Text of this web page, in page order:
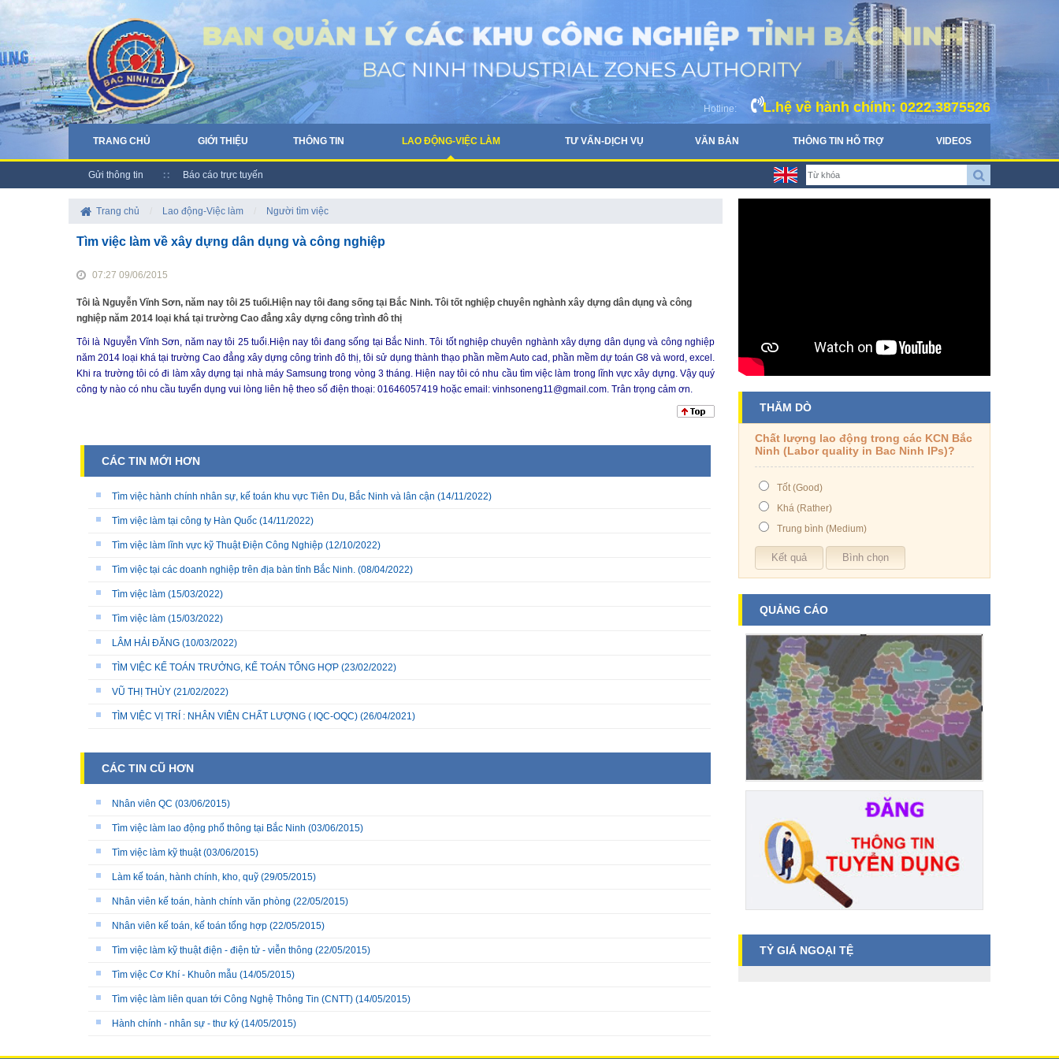
Hotline: L.hệ về hành chính: 0222.3875526
TRANG CHỦ GIỚI THIỆU THÔNG TIN LAO ĐỘNG-VIỆC LÀM TƯ VẤN-DỊCH VỤ VĂN BẢN THÔNG TIN HỖ TRỢ VIDEOS
Gửi thông tin Báo cáo trực tuyến
Trang chủ Lao động-Việc làm Người tìm việc
Tìm việc làm về xây dựng dân dụng và công nghiệp
07:27 09/06/2015
Tôi là Nguyễn Vĩnh Sơn, năm nay tôi 25 tuổi.Hiện nay tôi đang sống tại Bắc Ninh. Tôi tốt nghiệp chuyên nghành xây dựng dân dụng và công
nghiệp năm 2014 loại khá tại trường Cao đẳng xây dựng công trình đô thị
Tôi là Nguyễn Vĩnh Sơn, năm nay tôi 25 tuổi.Hiện nay tôi đang sống tại Bắc Ninh. Tôi tốt nghiệp chuyên nghành xây dựng dân dụng và công nghiệp
năm 2014 loại khá tại trường Cao đẳng xây dựng công trình đô thị, tôi sử dụng thành thạo phần mềm Auto cad, phần mềm dự toán G8 và word, excel.
Khi ra trường tôi có đi làm xây dựng tại nhà máy Samsung trong vòng 3 tháng. Hiện nay tôi có nhu cầu tìm việc làm trong lĩnh vực xây dựng. Vậy quý
công ty nào có nhu cầu tuyển dụng vui lòng liên hệ theo số điện thoại: 01646057419 hoặc email: vinhsoneng11@gmail.com. Trân trọng cảm ơn.
CÁC TIN MỚI HƠN
Tìm việc hành chính nhân sự, kế toán khu vực Tiên Du, Bắc Ninh và lân cận (14/11/2022)
Tìm việc làm tại công ty Hàn Quốc (14/11/2022)
Tìm việc làm lĩnh vực kỹ Thuật Điện Công Nghiệp (12/10/2022)
Tìm việc tại các doanh nghiệp trên địa bàn tỉnh Bắc Ninh. (08/04/2022)
Tìm việc làm (15/03/2022)
Tìm việc làm (15/03/2022)
LÂM HẢI ĐĂNG (10/03/2022)
TÌM VIỆC KẾ TOÁN TRƯỞNG, KẾ TOÁN TỔNG HỢP (23/02/2022)
VŨ THỊ THÙY (21/02/2022)
TÌM VIỆC VỊ TRÍ : NHÂN VIÊN CHẤT LƯỢNG ( IQC-OQC) (26/04/2021)
CÁC TIN CŨ HƠN
Nhân viên QC (03/06/2015)
Tìm việc làm lao động phổ thông tại Bắc Ninh (03/06/2015)
Tìm việc làm kỹ thuật(03/06/2015)
Làm kế toán, hành chính, kho, quỹ (29/05/2015)
Nhân viên kế toán, hành chính văn phòng (22/05/2015)
Nhân viên kế toán, kế toán tổng hợp (22/05/2015)
Tìm việc làm kỹ thuật điện - điện tử - viễn thông (22/05/2015)
Tìm việc Cơ Khí - Khuôn mẫu (14/05/2015)
Tìm việc làm liên quan tới Công Nghệ Thông Tin (CNTT) (14/05/2015)
Hành chính - nhân sự - thư ký (14/05/2015)
THĂM DÒ
Chất lượng lao động trong các KCN Bắc
Ninh (Labor quality in Bac Ninh IPs)?
Tốt (Good)
Khá (Rather)
Trung bình (Medium)
QUẢNG CÁO
TỶ GIÁ NGOẠI TỆ